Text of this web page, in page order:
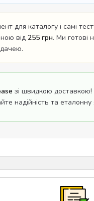
для каталогу і самі
від 255 грн. Ми готові
зі швидкою
надійність та еталонну